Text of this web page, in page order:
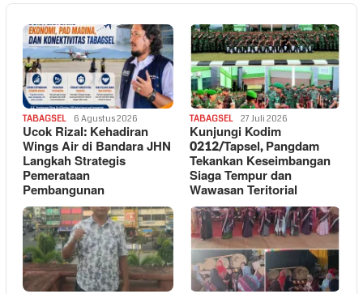
TABAGSEL 6 Agustus 2026
Ucok Rizal: Kehadiran
Wings Air di Bandara JHN
Langkah Strategis
Pemerataan
Pembangunan
TABAGSEL 27 Juli 2026
Kunjungi Kodim
0212/Tapsel, Pangdam
Tekankan Keseimbangan
Siaga Tempur dan
Wawasan Teritorial